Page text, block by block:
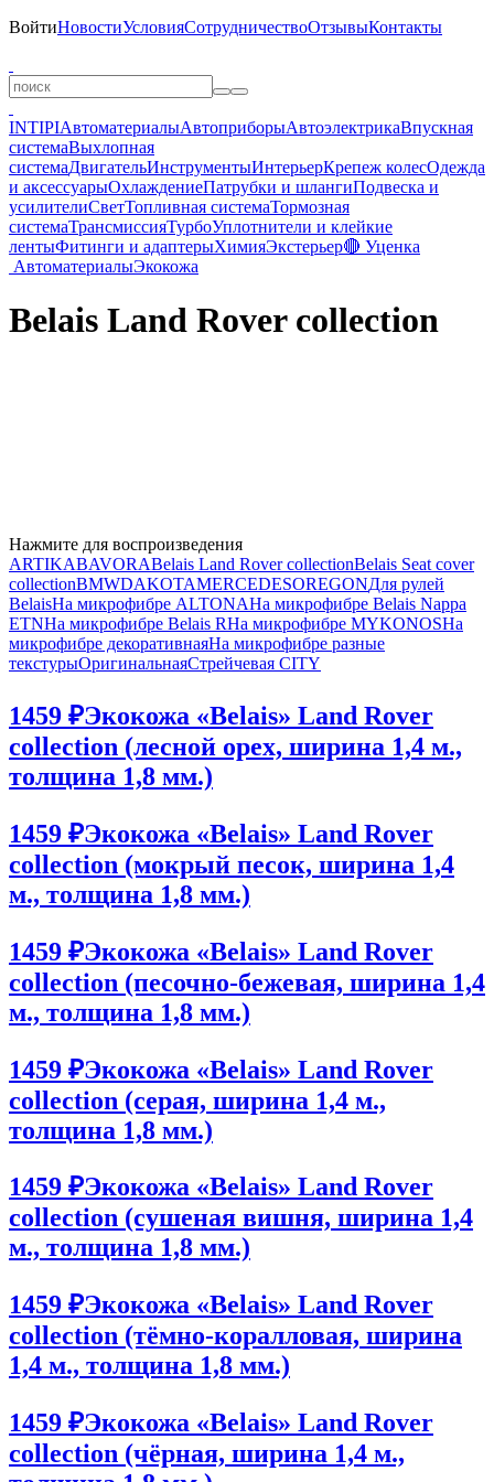
ВойтиНовостиУсловияСотрудничествоОтзывыКонтакты
INTIPIАвтоматериалыАвтоприборыАвтоэлектрикаВпускная
системаВыхлопная
системаДвигательИнструментыИнтерьерКрепеж колесОдежда
и аксессуарыОхлаждениеПатрубки и шлангиПодвеска и
усилителиСветТопливная системаТормозная
системаТрансмиссияТурбоУплотнители и клейкие
лентыФитинги и адаптерыХимияЭкстерьер🔴 Уценка
АвтоматериалыЭкокожа
Belais Land Rover collection
Нажмите для воспроизведения
ARTIKABAVORABelais Land Rover collectionBelais Seat cover
collectionBMWDAKOTAMERCEDESOREGONДля рулей
BelaisНа микрофибре ALTONAНа микрофибре Belais Nappa
ETNНа микрофибре Belais RНа микрофибре MYKONOSНа
микрофибре декоративнаяНа микрофибре разные
текстурыОригинальнаяСтрейчевая CITY
1459 ₽Экокожа «Belais» Land Rover
collection (лесной орех, ширина 1,4 м.,
толщина 1,8 мм.)
1459 ₽Экокожа «Belais» Land Rover
collection (мокрый песок, ширина 1,4
м., толщина 1,8 мм.)
1459 ₽Экокожа «Belais» Land Rover
collection (песочно-бежевая, ширина 1,4
м., толщина 1,8 мм.)
1459 ₽Экокожа «Belais» Land Rover
collection (серая, ширина 1,4 м.,
толщина 1,8 мм.)
1459 ₽Экокожа «Belais» Land Rover
collection (сушеная вишня, ширина 1,4
м., толщина 1,8 мм.)
1459 ₽Экокожа «Belais» Land Rover
collection (тёмно-коралловая, ширина
1,4 м., толщина 1,8 мм.)
1459 ₽Экокожа «Belais» Land Rover
collection (чёрная, ширина 1,4 м.,